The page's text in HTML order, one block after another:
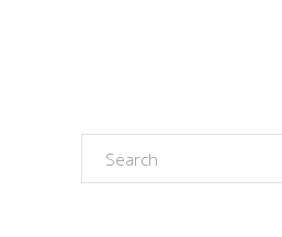
Search
for: